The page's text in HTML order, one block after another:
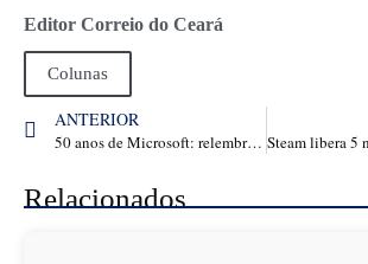
Editor Correio do Ceará
Colunas
ANTERIOR
50 anos de Microsoft: relembre os 9 produtos e serviços mais memoráveis da empresa
Relacionados